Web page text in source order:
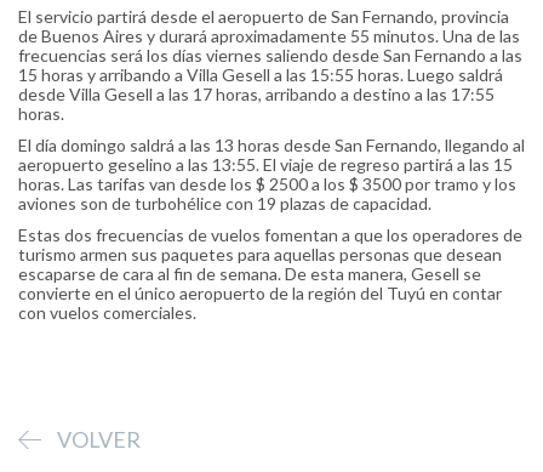
El servicio partirá desde el aeropuerto de San Fernando, provincia
de Buenos Aires y durará aproximadamente 55 minutos. Una de las
frecuencias será los días viernes saliendo desde San Fernando a las
15 horas y arribando a Villa Gesell a las 15:55 horas. Luego saldrá
desde Villa Gesell a las 17 horas, arribando a destino a las 17:55
horas.
El día domingo saldrá a las 13 horas desde San Fernando, llegando al
aeropuerto geselino a las 13:55. El viaje de regreso partirá a las 15
horas. Las tarifas van desde los $ 2500 a los $ 3500 por tramo y los
aviones son de turbohélice con 19 plazas de capacidad.
Estas dos frecuencias de vuelos fomentan a que los operadores de
turismo armen sus paquetes para aquellas personas que desean
escaparse de cara al fin de semana. De esta manera, Gesell se
convierte en el único aeropuerto de la región del Tuyú en contar
con vuelos comerciales.
VOLVER